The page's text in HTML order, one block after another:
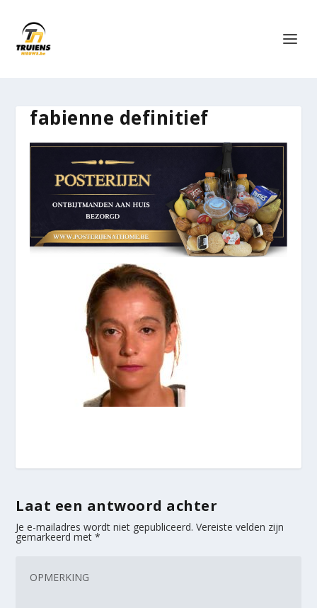
fabienne definitief
Laat een antwoord achter
Je e-mailadres wordt niet gepubliceerd. Vereiste velden zijn
gemarkeerd met*